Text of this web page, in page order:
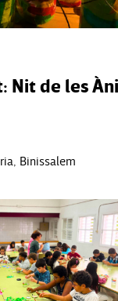
Nit de les
Binissalem